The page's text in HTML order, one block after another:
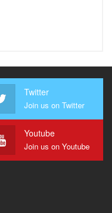
Twitter
Join us on Twitter
Youtube
Join us on Youtube